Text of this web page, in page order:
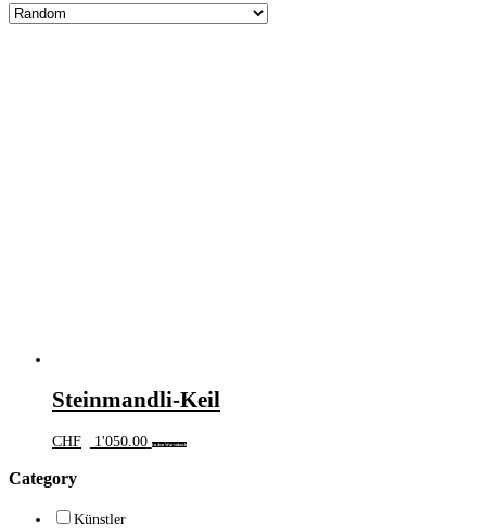
Steinmandli-Keil
CHF 1'050.00 In den Warenkorb
Category
Künstler